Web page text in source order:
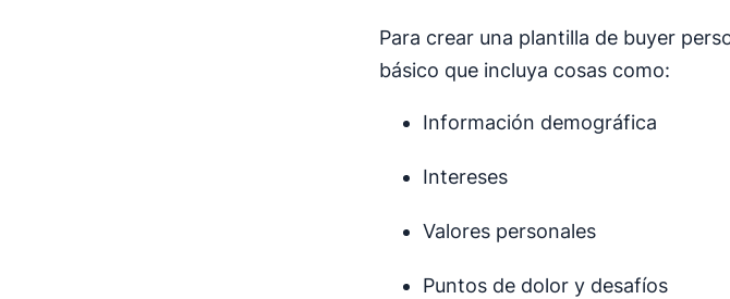
Para crear una plantilla de buyer
básico que incluya cosas como:
Información demográfica
Intereses
Valores personales
Puntos de dolor y desafíos